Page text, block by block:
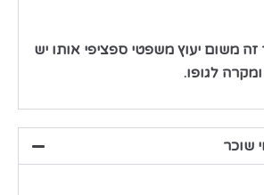
משום יעוץ משפטי ספציפי אותו יש
לגופו.
שוכר